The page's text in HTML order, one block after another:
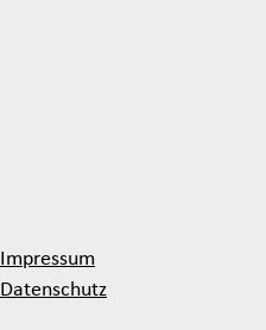
Impressum
Datenschutz